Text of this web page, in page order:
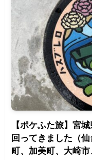
【ポケふた旅】宮
回ってきました（
町、加美町、大崎市